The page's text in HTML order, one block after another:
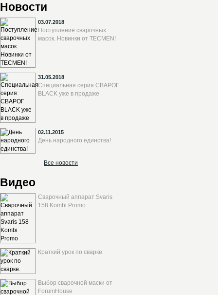
Новости
03.07.2018
Поступление сварочных
масок. Новинки от TECMEN!
31.05.2018
Специальная серия СВАРОГ
BLACK уже в продаже
02.11.2015
День народного единства!
Все новости
Видео
Сварочный аппарат Svaris
158 Kombi Promo
Краткий урок по сварке.
Выбор сварочной маски от
ForumHouse